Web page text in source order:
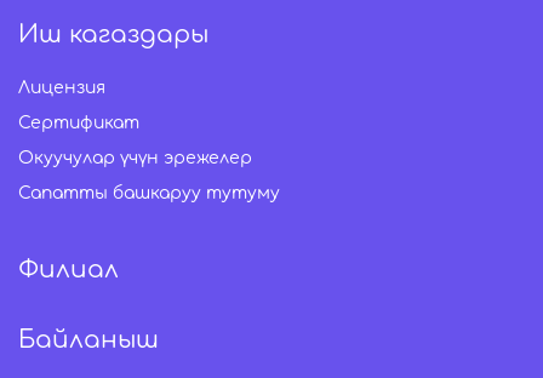
Иш кагаздары
Лицензия
Сертификат
Окуучулар үчүн эрежелер
Сапатты башкаруу тутуму
Филиал
Байланыш